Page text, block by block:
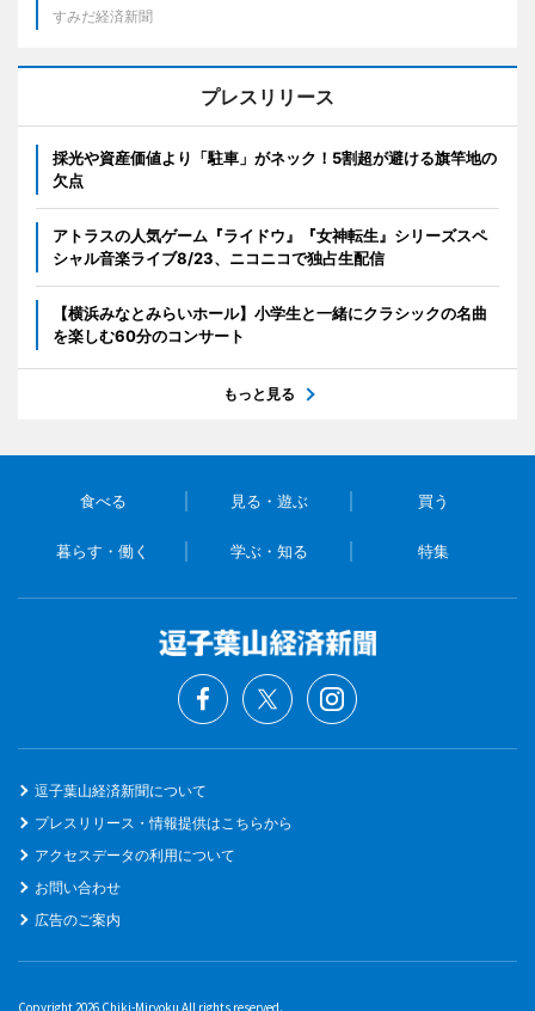
すみだ経済新聞
プレスリリース
採光や資産価値より「駐車」がネック！5割超が避ける旗竿地の
欠点
アトラスの人気ゲーム『ライドウ』『女神転生』シリーズスペ
シャル音楽ライブ8/23、ニコニコで独占生配信
【横浜みなとみらいホール】小学生と一緒にクラシックの名曲
を楽しむ60分のコンサート
もっと見る
食べる 見る・遊ぶ 買う
暮らす・働く 学ぶ・知る 特集
逗子葉山経済新聞について
プレスリリース・情報提供はこちらから
アクセスデータの利用について
お問い合わせ
広告のご案内
Copyright 2026 Chiki-Miryoku All rights reserved.